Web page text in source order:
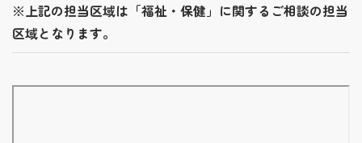
※上記の担当区域は「福祉・保健」に関するご相談の担当
区域となります。